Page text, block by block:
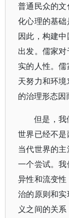
普通民众的
化心理的基础
因此，构建
出发。儒家
实的人性。
天努力和环
的治理形态因
但是，我
世界已经不
当代世界的
一个尝试。
异性和流变
治的原则和
义之间的关